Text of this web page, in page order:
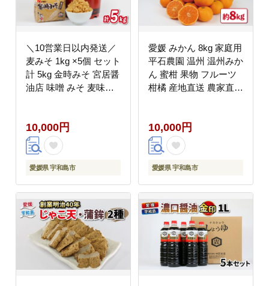
＼10営業日以内発送／
麦みそ 1kg ×5個 セット
計 5kg 金時みそ 宮居醤
油店 味噌 みそ 麦味噌
手作り 小分け パック
発酵 発酵調味料 調味料
麦 麹 こうじ 国産 愛媛
宇和島 J010-122002
10,000円
愛媛県 宇和島市
愛媛 みかん 8kg 家庭用
平石農園 温州 温州みか
ん 蜜柑 果物 フルーツ
柑橘 産地直送 農家直送
10,000円
愛媛県 宇和島市